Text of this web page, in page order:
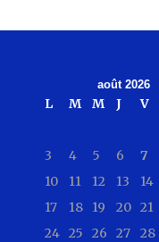
août 2026
L M M J V
3
4 5 6 7
10
11 12 13 14
17
18 19 20 21
24 25 26 27 28